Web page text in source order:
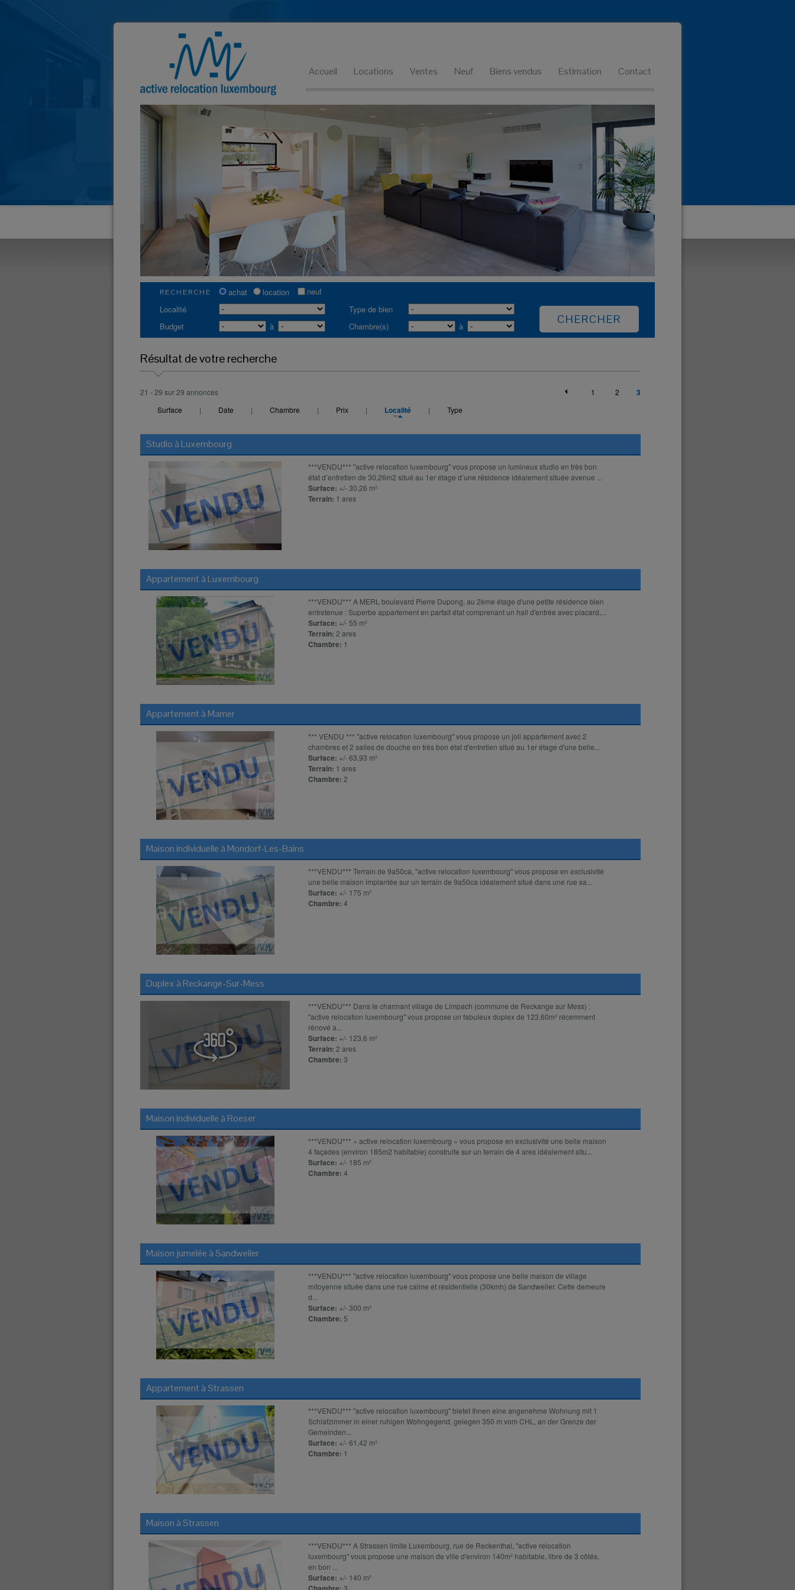
Accueil Locations Ventes Neuf Biens vendus Estimation Contact
RECHERCHE achat location
neuf
Localité
Type de bien
Budget
à Chambre(s) à
Résultat de votre recherche
21 - 29 sur 29 annonces 1 2 3
Surface | Date | Chambre | Prix | Localité | Type
Studio àLuxembourg
***VENDU*** ''active relocation luxembourg'' vous propose un lumineux studio en très bon
état d’entretien de 30,26m2 situé au 1er étage d’une résidence idéalement située avenue ...
Surface: +/- 30,26 m²
Terrain: 1 ares
Appartement àLuxembourg
***VENDU*** A MERL boulevard Pierre Dupong, au 2ème étage d'une petite résidence bien
entretenue : Superbe appartement en parfait état comprenant un hall d'entrée avec placard,...
Surface: +/- 55 m²
Terrain: 2 ares
Chambre: 1
Appartement àMamer
*** VENDU *** "active relocation luxembourg" vous propose un joli appartement avec 2
chambres et 2 salles de douche en très bon état d'entretien situé au 1er étage d'une belle...
Surface: +/- 63,93 m²
Terrain: 1 ares
Chambre: 2
Maison individuelle àMondorf-Les-Bains
***VENDU*** Terrain de 9a50ca, ''active relocation luxembourg'' vous propose en exclusivité
une belle maison implantée sur un terrain de 9a50ca idéalement situé dans une rue sa...
Surface: +/- 175 m²
Chambre: 4
Duplex àReckange-Sur-Mess
***VENDU*** Dans le charmant village de Limpach (commune de Reckange sur Mess) :
''active relocation luxembourg'' vous propose un fabuleux duplex de 123,60m² récemment
rénové a...
Surface: +/- 123,6 m²
Terrain: 2 ares
Chambre: 3
Maison individuelle àRoeser
***VENDU*** « active relocation luxembourg » vous propose en exclusivité une belle maison
4 façades (environ 185m2 habitable) construite sur un terrain de 4 ares idéalement situ...
Surface: +/- 185 m²
Chambre: 4
Maison jumelée àSandweiler
***VENDU*** ''active relocation luxembourg" vous propose une belle maison de village
mitoyenne située dans une rue calme et résidentielle (30kmh) de Sandweiler. Cette demeure
d...
Surface: +/- 300 m²
Chambre: 5
Appartement àStrassen
***VENDU*** "active relocation luxembourg" bietet Ihnen eine angenehme Wohnung mit 1
Schlafzimmer in einer ruhigen Wohngegend, gelegen 350 m vom CHL, an der Grenze der
Gemeinden...
Surface: +/- 61,42 m²
Chambre: 1
Maison àStrassen
***VENDU*** A Strassen limite Luxembourg, rue de Reckenthal, "active relocation
luxembourg" vous propose une maison de ville d'environ 140m² habitable, libre de 3 côtés,
en bon ...
Surface: +/- 140 m²
3